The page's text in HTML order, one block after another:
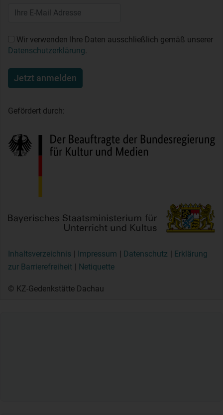
Wir verwenden Ihre Daten ausschließlich gemäß unserer
Datenschutzerklärung.
Jetzt anmelden
Gefördert durch:
Inhaltsverzeichnis Impressum Datenschutz
Erklärung
zur Barrierefreiheit
Netiquette
© KZ-Gedenkstätte Dachau